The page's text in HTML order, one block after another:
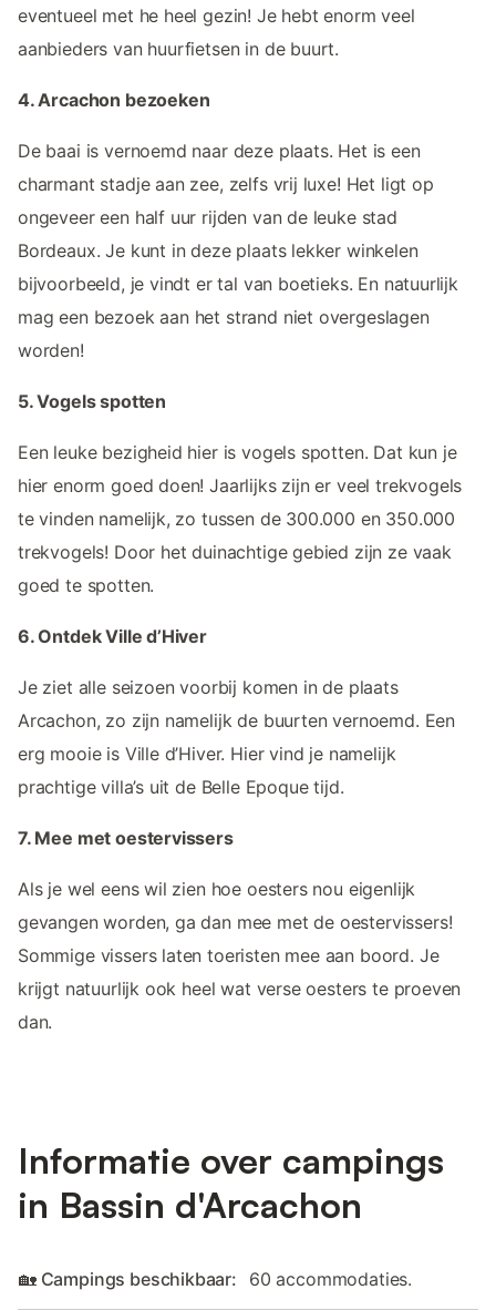
eventueel met he heel gezin! Je hebt enorm veel
aanbieders van huurfietsen in de buurt.
4. Arcachon bezoeken
De baai is vernoemd naar deze plaats. Het is een
charmant stadje aan zee, zelfs vrij luxe! Het ligt op
ongeveer een half uur rijden van de leuke stad
Bordeaux. Je kunt in deze plaats lekker winkelen
bijvoorbeeld, je vindt er tal van boetieks. En natuurlijk
mag een bezoek aan het strand niet overgeslagen
worden!
5. Vogels spotten
Een leuke bezigheid hier is vogels spotten. Dat kun je
hier enorm goed doen! Jaarlijks zijn er veel trekvogels
te vinden namelijk, zo tussen de 300.000 en 350.000
trekvogels! Door het duinachtige gebied zijn ze vaak
goed te spotten.
6. Ontdek Ville d’Hiver
Je ziet alle seizoen voorbij komen in de plaats
Arcachon, zo zijn namelijk de buurten vernoemd. Een
erg mooie is Ville d’Hiver. Hier vind je namelijk
prachtige villa’s uit de Belle Epoque tijd.
7. Mee met oestervissers
Als je wel eens wil zien hoe oesters nou eigenlijk
gevangen worden, ga dan mee met de oestervissers!
Sommige vissers laten toeristen mee aan boord. Je
krijgt natuurlijk ook heel wat verse oesters te proeven
dan.
Informatie over campings
in Bassin d'Arcachon
🏡 Campings beschikbaar: 60 accommodaties.